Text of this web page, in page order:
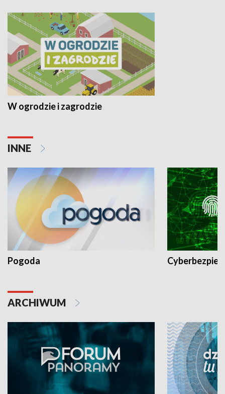
W ogrodzie i zagrodzie
INNE
Pogoda
ARCHIWUM